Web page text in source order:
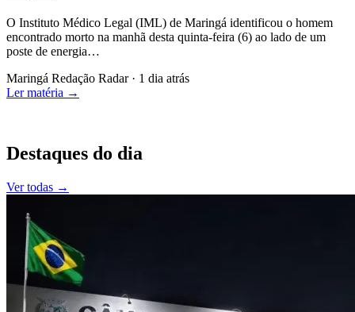
O Instituto Médico Legal (IML) de Maringá identificou o homem
encontrado morto na manhã desta quinta-feira (6) ao lado de um
poste de energia…
Maringá Redação Radar · 1 dia atrás
Ler matéria →
Destaques do dia
Ver todas →